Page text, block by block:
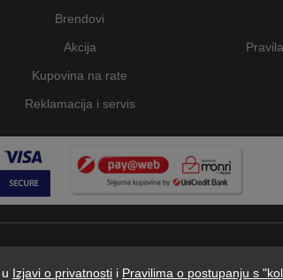
Izjavi o privatnosti i Pravilima o postupanju s
Brendovi
Akcija
Kupovina na rate
Reklamacija i servis